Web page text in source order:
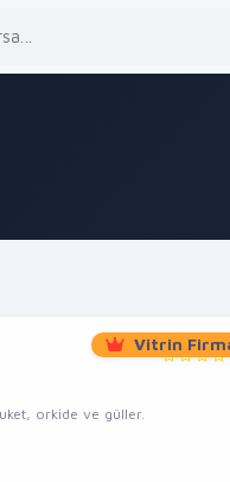
Vitrin
orkide ve güller.